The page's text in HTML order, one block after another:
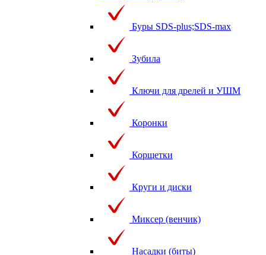
Буры SDS-plus;SDS-max
Зубила
Ключи для дрелей и УШМ
Коронки
Корщетки
Круги и диски
Миксер (венчик)
Насадки (биты)